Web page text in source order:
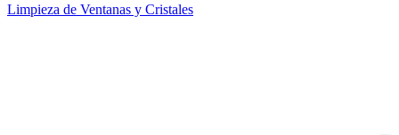
Limpieza de Ventanas y Cristales